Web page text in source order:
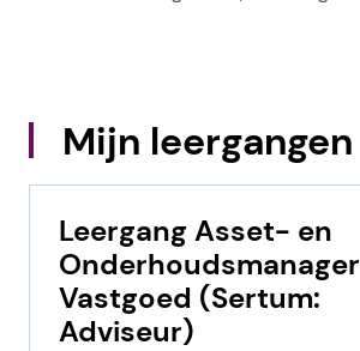
Mijn leergangen
Leergang Asset- en
Onderhoudsmanager
Vastgoed (Sertum:
Adviseur)